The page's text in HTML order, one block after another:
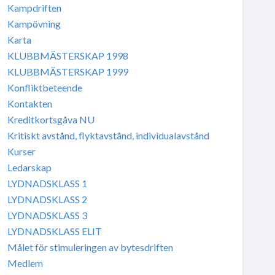
Kampdriften
Kampövning
Karta
KLUBBMÄSTERSKAP 1998
KLUBBMÄSTERSKAP 1999
Konfliktbeteende
Kontakten
Kreditkortsgåva NU
Kritiskt avstånd, flyktavstånd, individualavstånd
Kurser
Ledarskap
LYDNADSKLASS 1
LYDNADSKLASS 2
LYDNADSKLASS 3
LYDNADSKLASS ELIT
Målet för stimuleringen av bytesdriften
Medlem